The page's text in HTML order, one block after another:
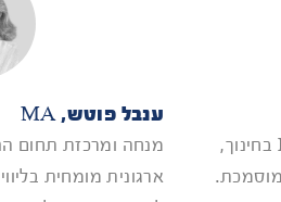
מנהלת אקדמית של הקורס. בעלת PHD בחינוך,
ענבל פוטש, MA
מנחה ומרכזת תחום
ארגונית מומחית